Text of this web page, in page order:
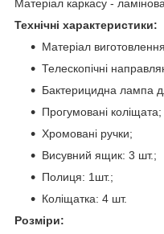
Матеріал каркасу -
Технічні характеристики:
Матеріал
Телескопічні
Бактерицидна лампа
Прогумовані коліщата;
Хромовані ручки;
Висувний ящик: 3 шт.;
Полиця: 1шт.;
Коліщатка: 4 шт.
Розміри: